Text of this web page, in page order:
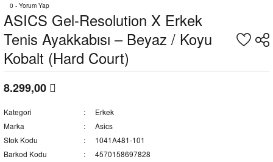
0 - Yorum Yap
ASICS Gel-Resolution X Erkek
Tenis Ayakkabısı – Beyaz / Koyu
Kobalt (Hard Court)
8.299,00
Kategori
Erkek
Marka
Asics
Stok Kodu
1041A481-101
Barkod Kodu
4570158697828